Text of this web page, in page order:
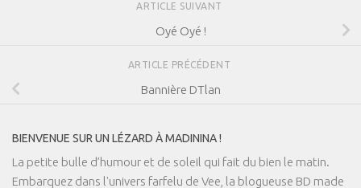
ARTICLE SUIVANT
Oyé Oyé !
ARTICLE PRÉCÉDENT
Bannière DTlan
BIENVENUE SUR UN LÉZARD À MADININA !
La petite bulle d’humour et de soleil qui fait du bien le matin.
Embarquez dans l'univers farfelu de Vee, la blogueuse BD made